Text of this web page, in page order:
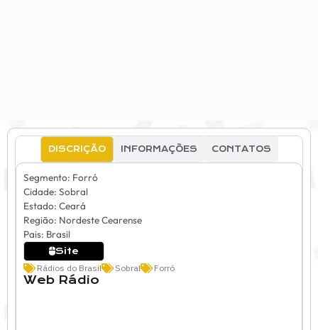
DISCRIÇÃO INFORMAÇÕES CONTATOS
Segmento: Forró
Cidade: Sobral
Estado: Ceará
Região: Nordeste Cearense
Pais: Brasil
Site
Rádios do Brasil
Sobral Forró
Web Rádio